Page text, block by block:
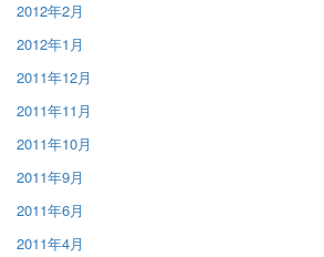
2012年2月
2012年1月
2011年12月
2011年11月
2011年10月
2011年9月
2011年6月
2011年4月